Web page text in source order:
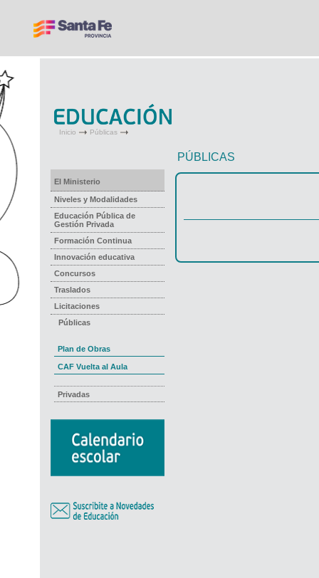
Inicio Públicas
El Ministerio
Niveles y Modalidades
Educación Pública de
Gestión Privada
Formación Continua
Innovación educativa
Concursos
Traslados
Licitaciones
Públicas
Plan de Obras
CAF Vuelta al Aula
Privadas
PÚBLICAS